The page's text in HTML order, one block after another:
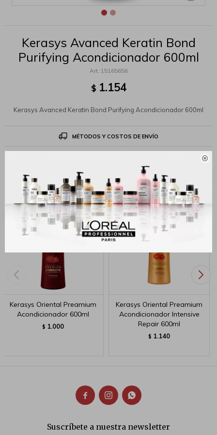

Kerasys Avanced Keratin Bond
Purifying Acondicionador 600ml
15165656
$ 1.154
Kerasys Avanced Keratin Bond Purifying Acondicionador 600ml
MÉTODOS Y COSTOS DE ENVÍO
Productos que te pueden interesar
Kerasys Oriental Preamium
Acondicionador 600ml
$ 1.000
Kerasys Oriental Preamium
Acondicionador Intensive
Repair 600ml
$ 1.140
  
Suscríbete a nuestra newsletter